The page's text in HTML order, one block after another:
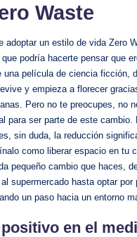
Waste
adoptar un estilo de vida Zero
podría hacerte pensar que
una película de ciencia ficción,
y empieza a florecer
Pero no te preocupes, no
para ser parte de este cambio.
sin duda, la reducción
como liberar espacio en tu
pequeño cambio que haces,
supermercado hasta optar por
un paso hacia un entorno
en el